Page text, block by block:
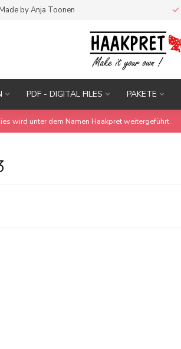
Made by Anja Toonen
PDF - DIGITAL FILES PAKETE
wird unter dem Namen Haakpret weitergeführt.